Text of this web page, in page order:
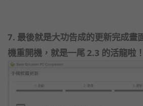
7. 最後就是大功告成的更新完成畫
機重開機，就是一尾 2.3 的活龍啦！